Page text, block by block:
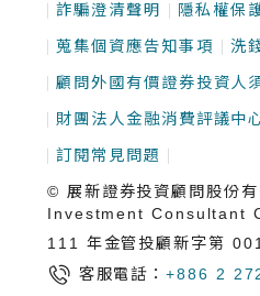
詐騙澄清聲明 隱私權保
蒐集個資應告知事項 洗
顧問外國有價證券投資人
財團法人金融消費評議中
訂閱常見問題
© 展新證券投資顧問股份
Investment Consultant
111 年金管投顧新字第
客服電話：+886 2